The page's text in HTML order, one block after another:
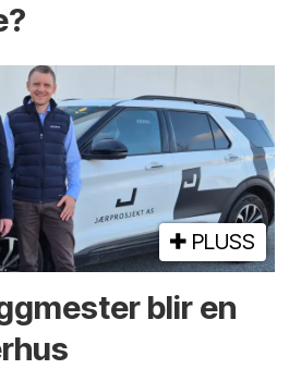
PLUSS
blir en